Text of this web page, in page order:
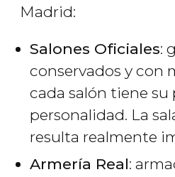
Madrid:
Salones Oficiales:
conservados y con
cada salón tiene su
personalidad. La
resulta realmente
Armería Real: